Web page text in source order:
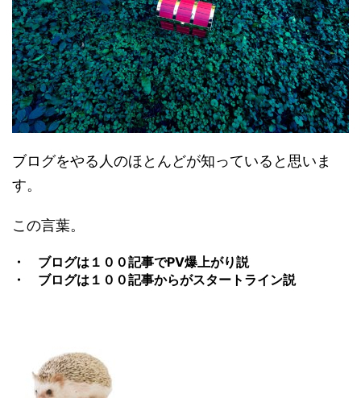
ブログをやる人のほとんどが知っていると思いま
す。
この言葉。
・ ブログは１００記事でPV爆上がり説
・ ブログは１００記事からがスタートライン説